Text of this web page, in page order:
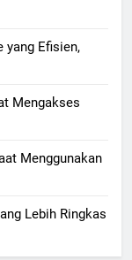
yang Efisien,
Mengakses
Menggunakan
Lebih Ringkas